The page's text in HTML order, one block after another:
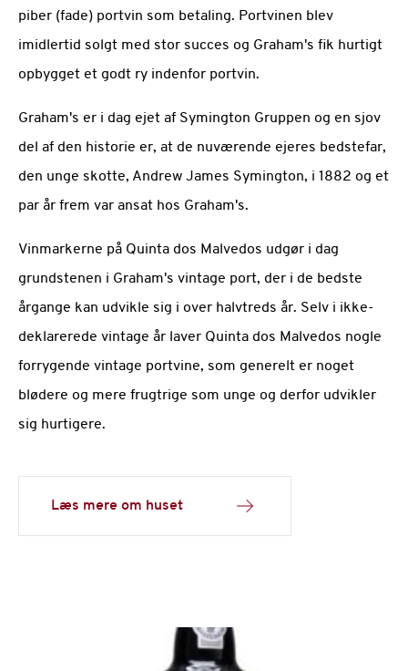
piber (fade) portvin som betaling. Portvinen blev
imidlertid solgt med stor succes og Graham's fik hurtigt
opbygget et godt ry indenfor portvin.
Graham's er i dag ejet af Symington Gruppen og en sjov
del af den historie er, at de nuværende ejeres bedstefar,
den unge skotte, Andrew James Symington, i 1882 og et
par år frem var ansat hos Graham's.
Vinmarkerne på Quinta dos Malvedos udgør i dag
grundstenen i Graham's vintage port, der i de bedste
årgange kan udvikle sig i over halvtreds år. Selv i ikke-
deklarerede vintage år laver Quinta dos Malvedos nogle
forrygende vintage portvine, som generelt er noget
blødere og mere frugtrige som unge og derfor udvikler
sig hurtigere.
Læs mere om huset